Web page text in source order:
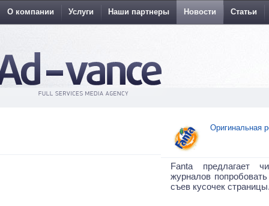
О компании Услуги Наши партнеры Новости Статьи
Оригинальная
Fanta предлагает
журналов
съев кусочек